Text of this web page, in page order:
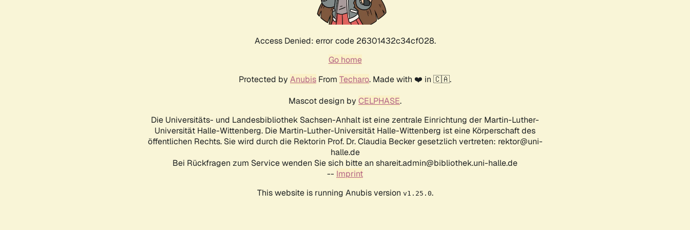
Access Denied: error code 26301432c34cf028.
Go home
Protected by Anubis From Techaro. Made with ❤️ in 🇨🇦.
Mascot design by CELPHASE.
Die Universitäts- und Landesbibliothek Sachsen-Anhalt ist eine zentrale Einrichtung der Martin-Luther-
Universität Halle-Wittenberg. Die Martin-Luther-Universität Halle-Wittenberg ist eine Körperschaft des
öffentlichen Rechts. Sie wird durch die Rektorin Prof. Dr. Claudia Becker gesetzlich vertreten: rektor@uni-
halle.de
Bei Rückfragen zum Service wenden Sie sich bitte an shareit.admin@bibliothek.uni-halle.de
-- Imprint
This website is running Anubis version v1.25.0.